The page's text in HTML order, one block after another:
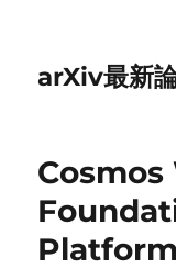
arXiv最新